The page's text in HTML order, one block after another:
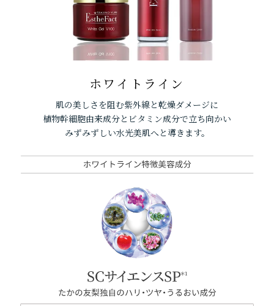
ホワイトライン
肌の美しさを阻む紫外線と乾燥ダメージに
植物幹細胞由来成分とビタミン成分で立ち向かい
みずみずしい水光美肌へと導きます。